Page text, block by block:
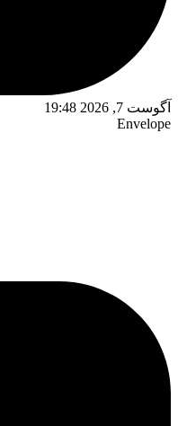
آگوست 7, 2026 19:48
Envelope